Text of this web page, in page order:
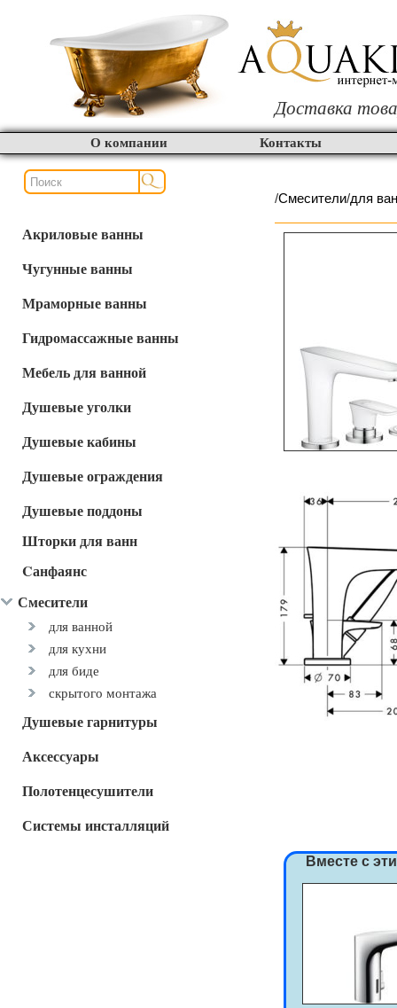
Доставка
О компании Контакты
Акриловые ванны
Чугунные ванны
Мраморные ванны
Гидромассажные ванны
Мебель для ванной
Душевые уголки
Душевые кабины
Душевые ограждения
Душевые поддоны
Шторки для ванн
Cанфаянс
Смесители
для ванной
для кухни
для биде
скрытого монтажа
Душевые гарнитуры
Аксессуары
Полотенцесушители
Системы инсталляций
/Смесители/для
Вместе с